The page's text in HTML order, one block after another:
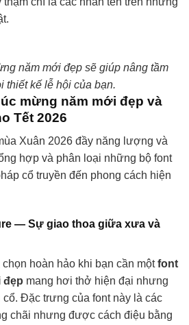
năm mới đẹp sẽ giúp nâng tầm
thiết kế lễ hội của bạn.
mừng năm mới đẹp và
Tết 2026
Xuân 2026 đầy năng lượng và
hợp và phân loại những bộ font
cổ truyền đến phong cách hiện
— Sự giao thoa giữa xưa và
chọn hoàn hảo khi bạn cần mộtfont
đẹp mang hơi thở hiện đại nhưng
Đặc trưng của font này là các
chãi nhưng được cách điệu bằng